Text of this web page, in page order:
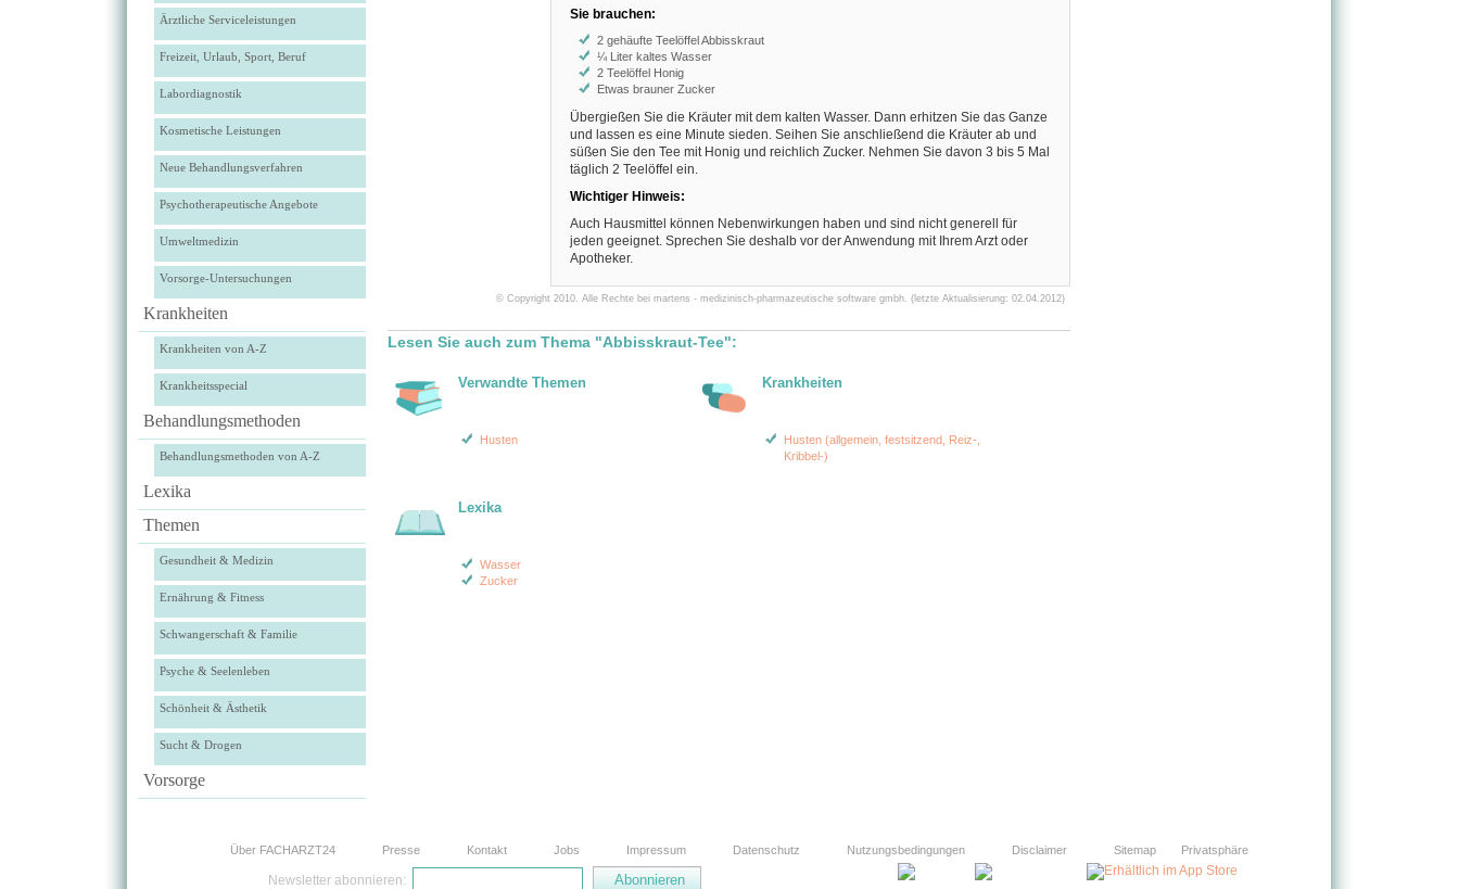
Ärztliche Serviceleistungen
Freizeit, Urlaub, Sport, Beruf
Labordiagnostik
Kosmetische Leistungen
Neue Behandlungsverfahren
Psychotherapeutische Angebote
Umweltmedizin
Vorsorge-Untersuchungen
Krankheiten
Krankheiten von A-Z
Krankheitsspecial
Behandlungsmethoden
Behandlungsmethoden von A-Z
Lexika
Themen
Gesundheit & Medizin
Ernährung & Fitness
Schwangerschaft & Familie
Psyche & Seelenleben
Schönheit & Ästhetik
Sucht & Drogen
Vorsorge
Sie brauchen:
2 gehäufte Teelöffel Abbisskraut
¼ Liter kaltes Wasser
2 Teelöffel Honig
Etwas brauner Zucker
Übergießen Sie die Kräuter mit dem kalten Wasser. Dann erhitzen Sie das Ganze
und lassen es eine Minute sieden. Seihen Sie anschließend die Kräuter ab und
süßen Sie den Tee mit Honig und reichlich Zucker. Nehmen Sie davon 3 bis 5 Mal
täglich 2 Teelöffel ein.
Wichtiger Hinweis:
Auch Hausmittel können Nebenwirkungen haben und sind nicht generell für
jeden geeignet. Sprechen Sie deshalb vor der Anwendung mit Ihrem Arzt oder
Apotheker.
© Copyright 2010. Alle Rechte bei martens - medizinisch-pharmazeutische software gmbh. (letzte Aktualisierung: 02.04.2012)
Lesen Sie auch zum Thema "Abbisskraut-Tee":
Verwandte Themen
Husten
Krankheiten
Husten (allgemein, festsitzend, Reiz-,
Kribbel-)
Lexika
Wasser
Zucker
Über FACHARZT24 Presse Kontakt Jobs Impressum Datenschutz Nutzungsbedingungen Disclaimer Sitemap Privatsphäre
Newsletter abonnieren: